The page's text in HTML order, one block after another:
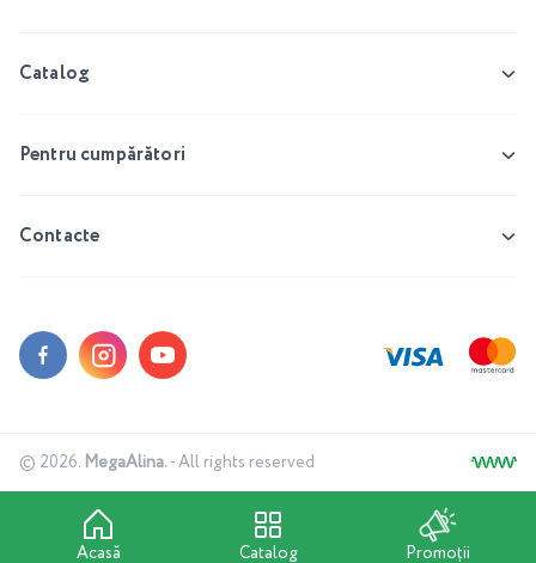
Catalog
Pentru cumpărători
Contacte
© 2026. MegaAlina.- All rights reserved
Acasă Catalog Promoții